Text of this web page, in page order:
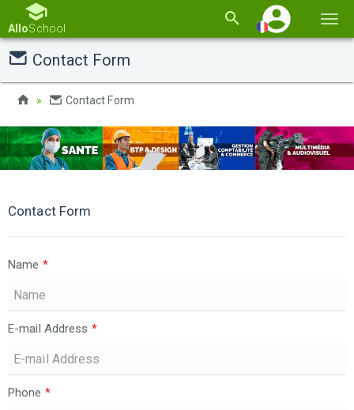
la
AlloSchool
Contact Form
Contact Form
Contact Form
Name *
E-mail Address *
Phone *